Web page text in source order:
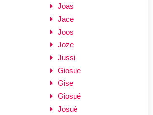
Joas
Jace
Joos
Joze
Jussi
Giosue
Gise
Giosué
Josuè